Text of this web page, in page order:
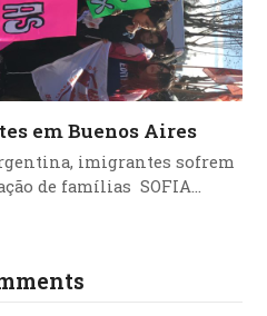
em Buenos Aires
imigrantes sofrem
de famílias SOFIA…